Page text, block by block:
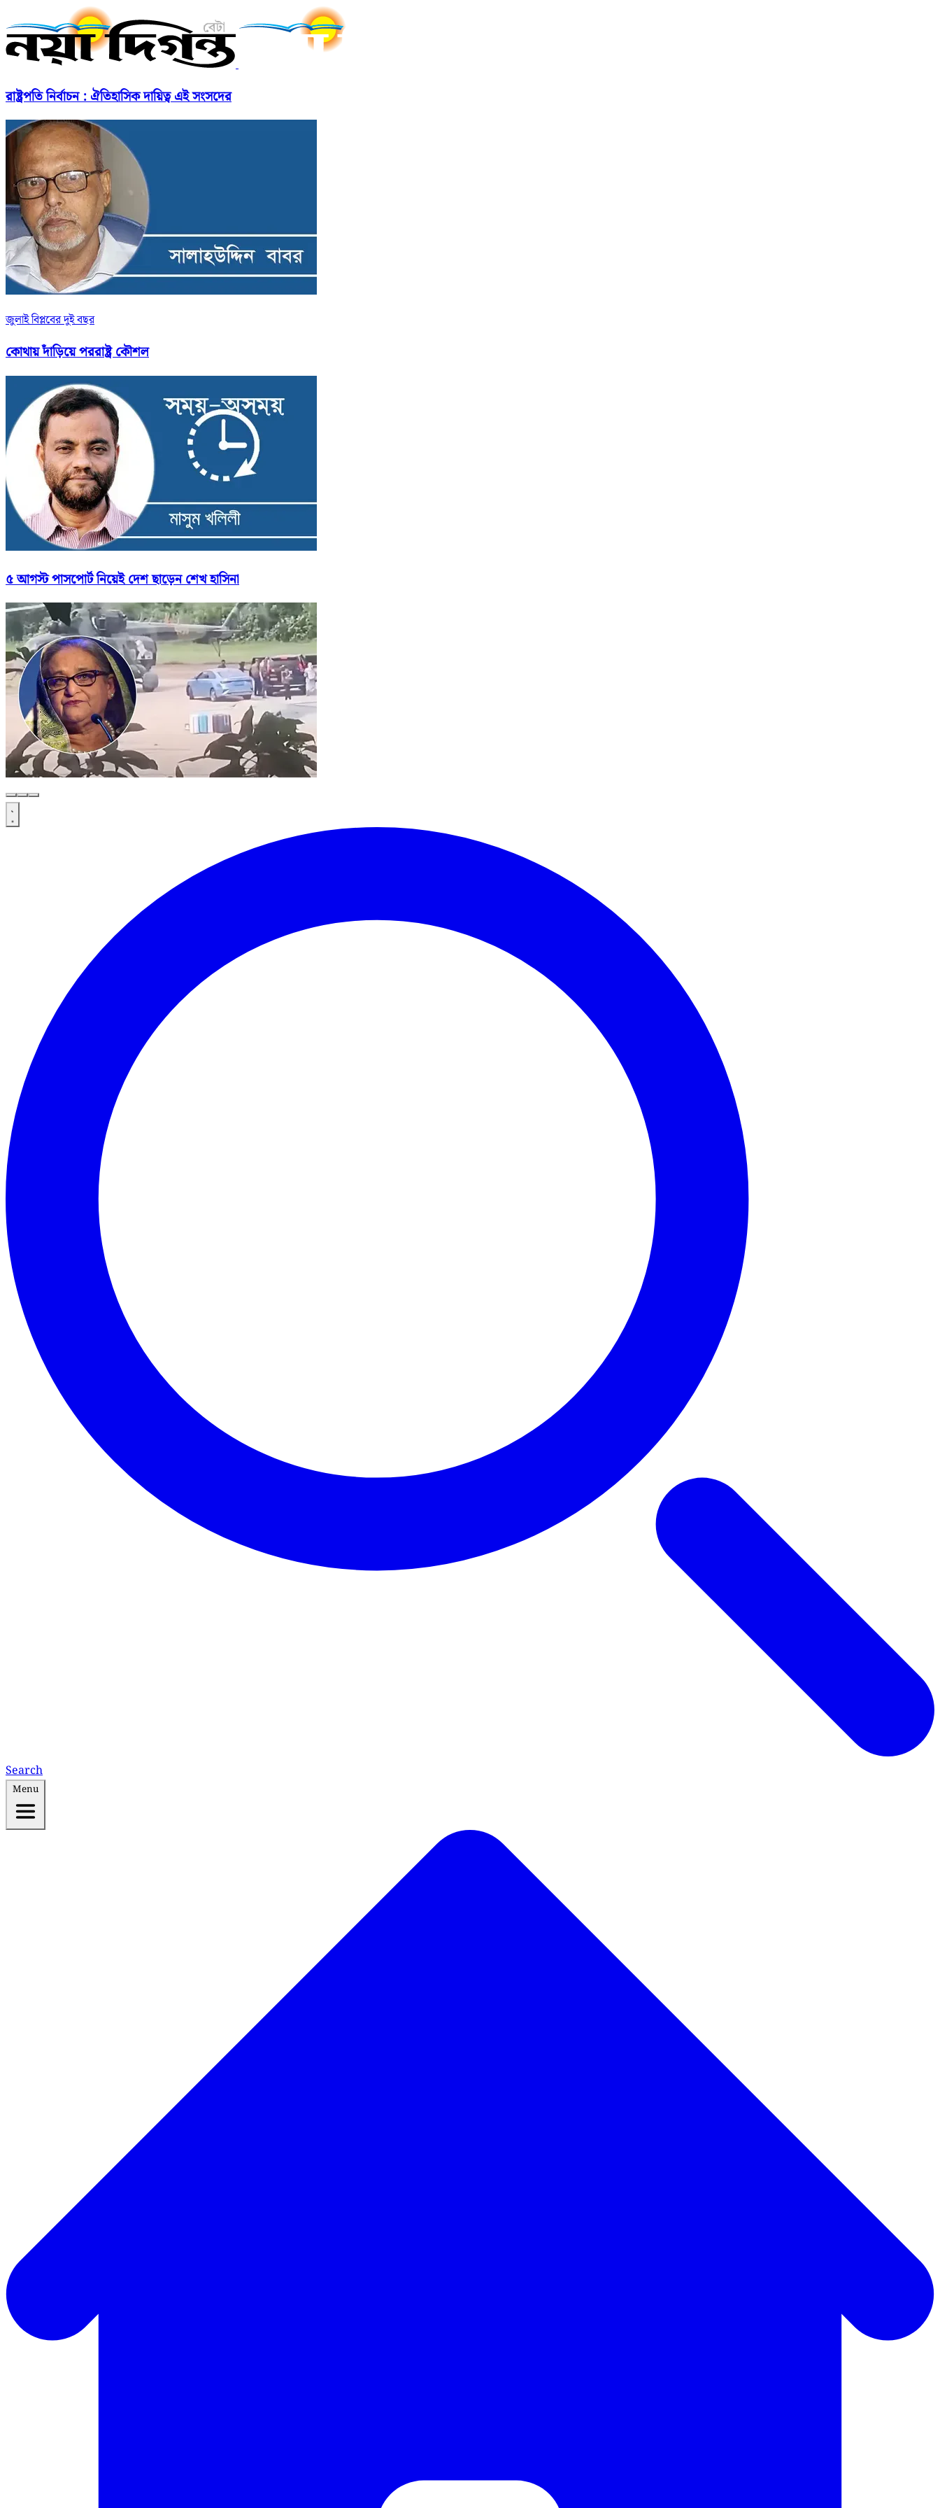
রাষ্ট্রপতি নির্বাচন : ঐতিহাসিক দায়িত্ব এই সংসদের
জুলাই বিপ্লবের দুই বছর
কোথায় দাঁড়িয়ে পররাষ্ট্র কৌশল
৫ আগস্ট পাসপোর্ট নিয়েই দেশ ছাড়েন শেখ হাসিনা
Search
Menu